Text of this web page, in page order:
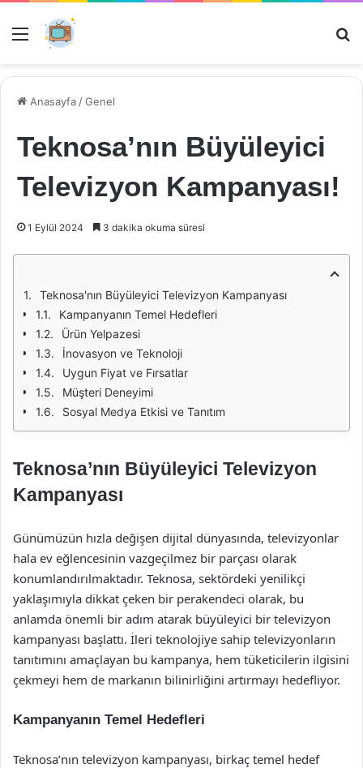
Menü
Anasayfa /Genel
Teknosa’nın Büyüleyici
Televizyon Kampanyası!
1 Eylül 2024 3 dakika okuma süresi
Teknosa'nın Büyüleyici Televizyon Kampanyası
Kampanyanın Temel Hedefleri
Ürün Yelpazesi
İnovasyon ve Teknoloji
Uygun Fiyat ve Fırsatlar
Müşteri Deneyimi
Sosyal Medya Etkisi ve Tanıtım
Teknosa’nın Büyüleyici Televizyon
Kampanyası
Günümüzün hızla değişen dijital dünyasında, televizyonlar
hala ev eğlencesinin vazgeçilmez bir parçası olarak
konumlandırılmaktadır. Teknosa, sektördeki yenilikçi
yaklaşımıyla dikkat çeken bir perakendeci olarak, bu
anlamda önemli bir adım atarak büyüleyici bir televizyon
kampanyası başlattı. İleri teknolojiye sahip televizyonların
tanıtımını amaçlayan bu kampanya, hem tüketicilerin ilgisini
çekmeyi hem de markanın bilinirliğini artırmayı hedefliyor.
Kampanyanın Temel Hedefleri
Teknosa’nın televizyon kampanyası, birkaç temel hedef